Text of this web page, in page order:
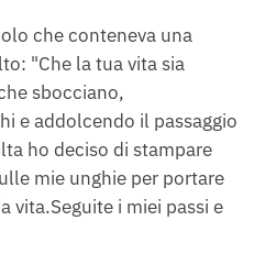
che conteneva una
"Che la tua vita sia
sbocciano,
e addolcendo il passaggio
ho deciso di stampare
mie unghie per portare
vita.Seguite i miei passi e